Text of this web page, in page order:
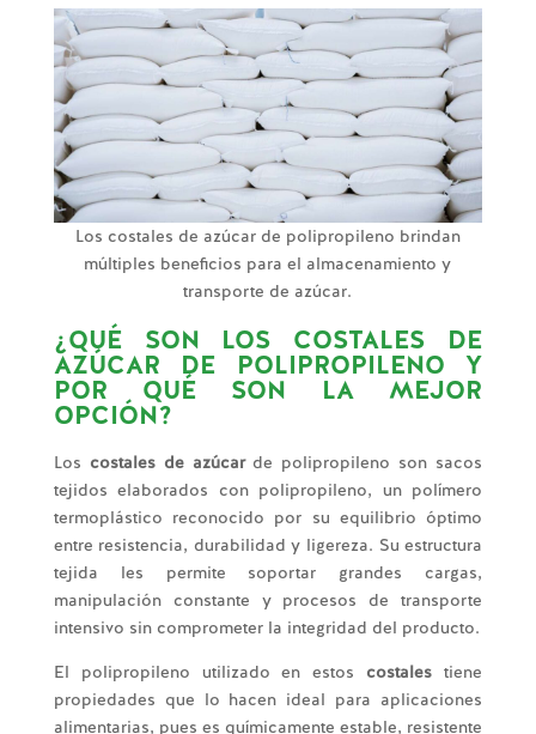
Los costales de azúcar de polipropileno brindan
múltiples beneficios para el almacenamiento y
transporte de azúcar.
¿QUÉ SON LOS COSTALES DE
AZÚCAR DE POLIPROPILENO Y
POR QUÉ SON LA MEJOR
OPCIÓN?
Los costales de azúcarde polipropileno son sacos
tejidos elaborados con polipropileno, un polímero
termoplástico reconocido por su equilibrio óptimo
entre resistencia, durabilidad y ligereza. Su estructura
tejida les permite soportar grandes cargas,
manipulación constante y procesos de transporte
intensivo sin comprometer la integridad del producto.
El polipropileno utilizado en estos costales tiene
propiedades que lo hacen ideal para aplicaciones
alimentarias, pues es químicamente estable, resistente